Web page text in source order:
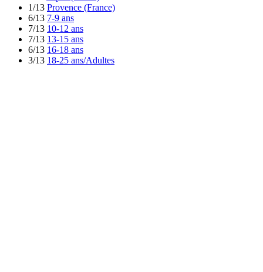
1/13 Provence (France)
6/13 7-9 ans
7/13 10-12 ans
7/13 13-15 ans
6/13 16-18 ans
3/13 18-25 ans/Adultes